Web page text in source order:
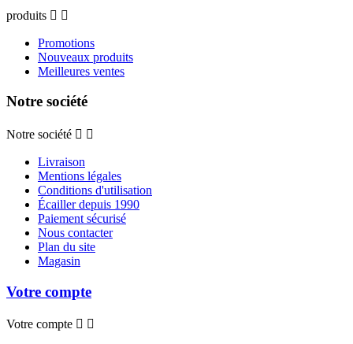
produits  
Promotions
Nouveaux produits
Meilleures ventes
Notre société
Notre société  
Livraison
Mentions légales
Conditions d'utilisation
Écailler depuis 1990
Paiement sécurisé
Nous contacter
Plan du site
Magasin
Votre compte
Votre compte  